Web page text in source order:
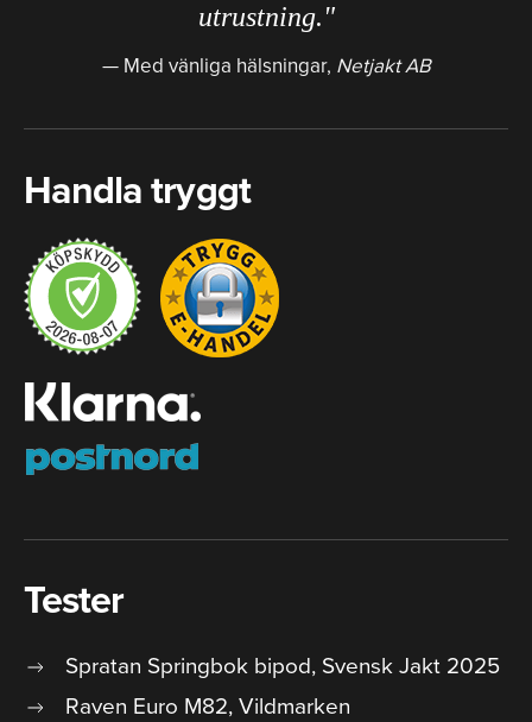
utrustning."
Med vänliga hälsningar, Netjakt AB
Handla tryggt
Tester
Spratan Springbok bipod, Svensk Jakt 2025
Raven Euro M82, Vildmarken